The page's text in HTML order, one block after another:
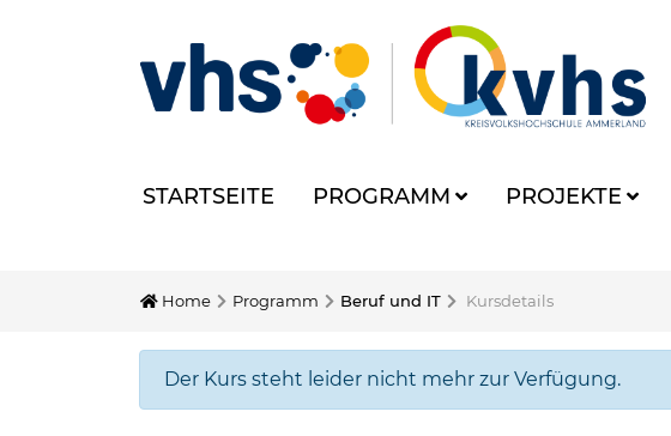
STARTSEITE PROGRAMM PROJEKTE
Home Programm Beruf und IT Kursdetails
Der Kurs steht leider nicht mehr zur Verfügung.